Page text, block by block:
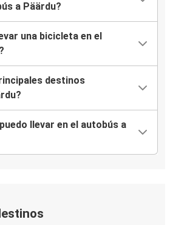
a Päärdu?
una bicicleta en el
destinos
llevar en el autobús a